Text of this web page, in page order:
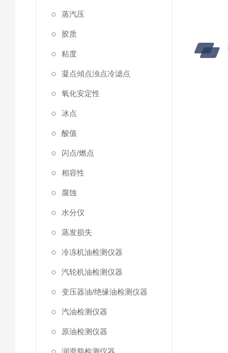
蒸汽压
胶质
粘度
凝点傾点浊点冷滤点
氧化安定性
冰点
酸值
闪点/燃点
相容性
腐蚀
水分仪
蒸发损失
冷冻机油检测仪器
汽轮机油检测仪器
变压器油/绝缘油检测仪器
汽油检测仪器
原油检测仪器
润滑脂检测仪器